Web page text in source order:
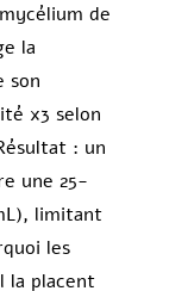
de
la
son
x3 selon
: un
une 25-
limitant
les
la placent